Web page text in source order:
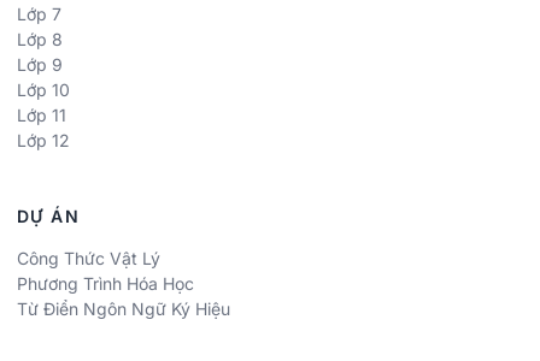
Lớp 7
Lớp 8
Lớp 9
Lớp 10
Lớp 11
Lớp 12
DỰ ÁN
Công Thức Vật Lý
Phương Trình Hóa Học
Từ Điển Ngôn Ngữ Ký Hiệu